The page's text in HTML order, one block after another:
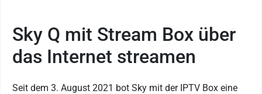
Sky Q mit Stream Box über
das Internet streamen
Seit dem 3. August 2021 bot Sky mit der IPTV Box eine